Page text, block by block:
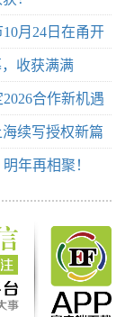
月24日在甬开
收获满满
合作新机遇
续写授权新篇
年再相聚！